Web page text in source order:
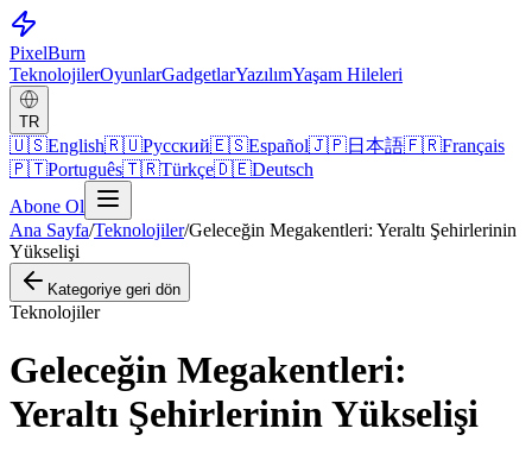
PixelBurn
TeknolojilerOyunlarGadgetlarYazılımYaşam Hileleri
TR
🇺🇸English🇷🇺Русский🇪🇸Español🇯🇵日本語🇫🇷Français
🇵🇹Português🇹🇷Türkçe🇩🇪Deutsch
Abone Ol
Ana Sayfa/Teknolojiler/Geleceğin Megakentleri: Yeraltı Şehirlerinin
Yükselişi
Kategoriye geri dön
Teknolojiler
Geleceğin Megakentleri:
Yeraltı Şehirlerinin Yükselişi